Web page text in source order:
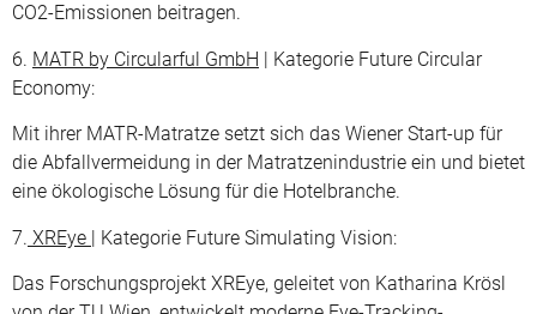
CO2-Emissionen beitragen.
6. MATR by Circularful GmbH | Kategorie Future Circular
Economy:
Mit ihrer MATR-Matratze setzt sich das Wiener Start-up für
die Abfallvermeidung in der Matratzenindustrie ein und bietet
eine ökologische Lösung für die Hotelbranche.
7. XREye | Kategorie Future Simulating Vision:
Das Forschungsprojekt XREye, geleitet von Katharina Krösl